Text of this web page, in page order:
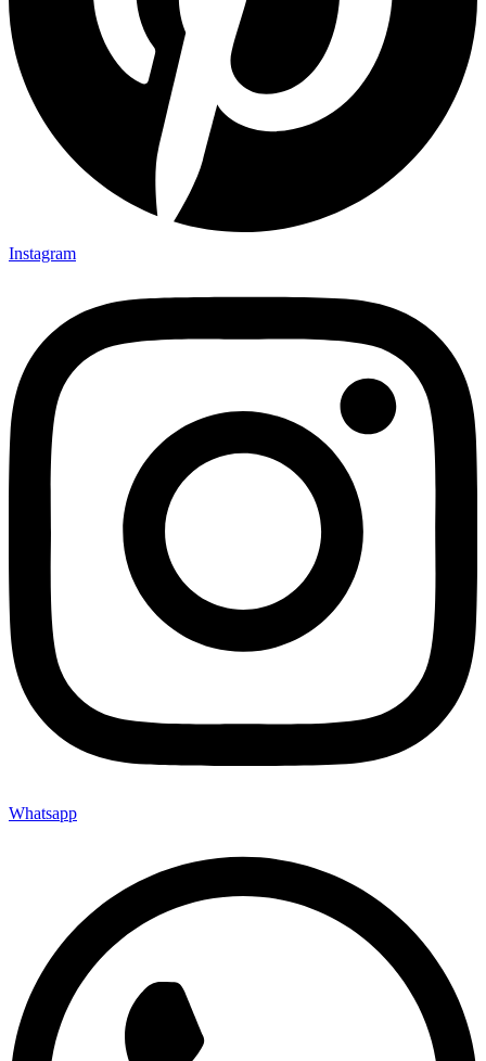
Instagram
Whatsapp